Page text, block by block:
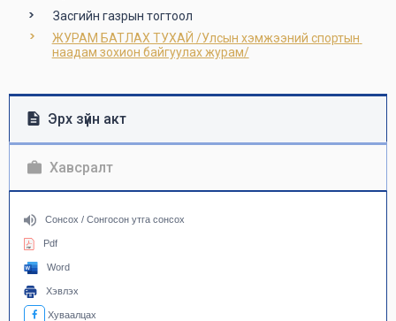
Засгийн газрын тогтоол
ЖУРАМ БАТЛАХ ТУХАЙ /Улсын хэмжээний спортын
наадам зохион байгуулах журам/
Эрх зүйн акт
Хавсралт
Сонсох / Сонгосон утга сонсох
Pdf
Word
Хэвлэх
Хуваалцах